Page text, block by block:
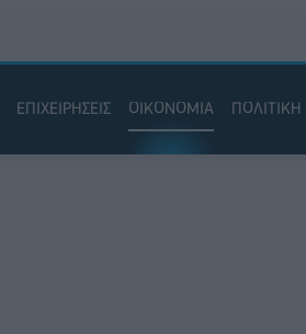
ΕΠΙΧΕΙΡΗΣΕΙΣ ΟΙΚΟΝΟΜΙΑ ΠΟΛΙΤΙΚΗ